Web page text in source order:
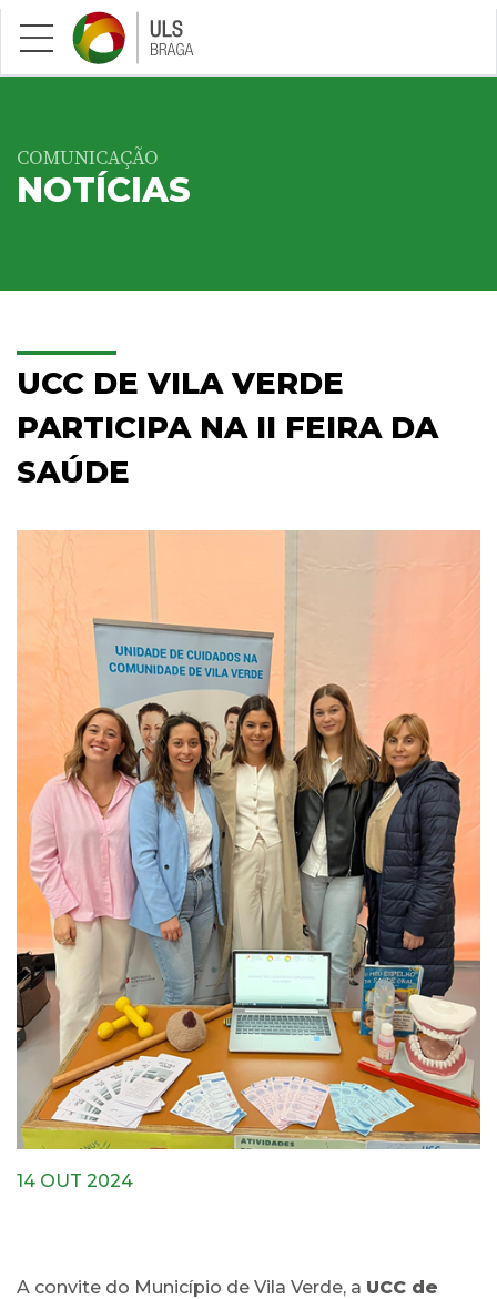
Saltar para conteúdo principal
COMUNICAÇÃO
NOTÍCIAS
UCC DE VILA VERDE
PARTICIPA NA II FEIRA DA
SAÚDE
14 OUT 2024
A convite do Município de Vila Verde, a UCC de